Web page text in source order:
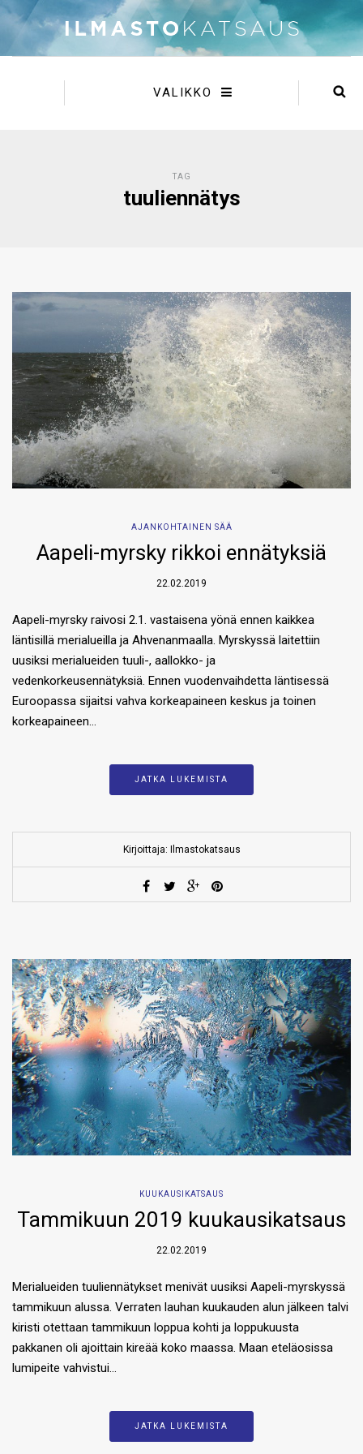
VALIKKO
TAG
tuuliennätys
AJANKOHTAINEN SÄÄ
Aapeli-myrsky rikkoi ennätyksiä
22.02.2019
Aapeli-myrsky raivosi 2.1. vastaisena yönä ennen kaikkea
läntisillä merialueilla ja Ahvenanmaalla. Myrskyssä laitettiin
uusiksi merialueiden tuuli-, aallokko- ja
vedenkorkeusennätyksiä. Ennen vuodenvaihdetta läntisessä
Euroopassa sijaitsi vahva korkeapaineen keskus ja toinen
korkeapaineen…
JATKA LUKEMISTA
Kirjoittaja: Ilmastokatsaus
KUUKAUSIKATSAUS
Tammikuun 2019 kuukausikatsaus
22.02.2019
Merialueiden tuuliennätykset menivät uusiksi Aapeli-myrskyssä
tammikuun alussa. Verraten lauhan kuukauden alun jälkeen talvi
kiristi otettaan tammikuun loppua kohti ja loppukuusta
pakkanen oli ajoittain kireää koko maassa. Maan eteläosissa
lumipeite vahvistui…
JATKA LUKEMISTA